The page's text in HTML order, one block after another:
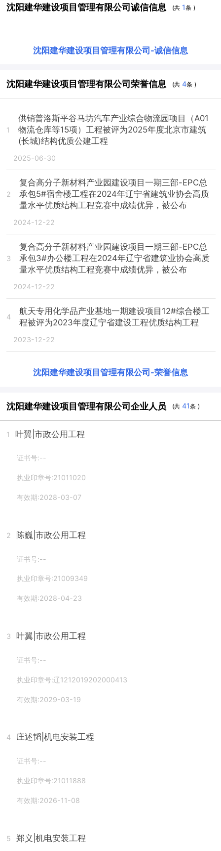
沈阳建华建设项目管理有限公司诚信信息 (共 1条 )
沈阳建华建设项目管理有限公司 -诚信信息
沈阳建华建设项目管理有限公司荣誉信息 (共4条 )
1
供销普洛斯平谷马坊汽车产业综合物流园项目（A01
物流仓库等15项）工程被评为2025年度北京市建筑
(长城)结构优质公建工程
2025-06-30
2
复合高分子新材料产业园建设项目一期三部-EPC总
承包5#宿舍楼工程在2024年辽宁省建筑业协会高质
量水平优质结构工程竞赛中成绩优异，被公布
2024-12-22
3
复合高分子新材料产业园建设项目一期三部-EPC总
承包3#办公楼工程在2024年辽宁省建筑业协会高质
量水平优质结构工程竞赛中成绩优异，被公布
2024-12-22
4
航天专用化学品产业基地一期建设项目12#综合楼工
程被评为2023年度辽宁省建设工程优质结构工程
2023-12-22
沈阳建华建设项目管理有限公司 -荣誉信息
沈阳建华建设项目管理有限公司企业人员 (共41条 )
1 叶翼 |市政公用工程
证书号:--
执业印章号:21011020
有效期:2028-03-07
2 陈巍 |市政公用工程
证书号:--
执业印章号:21009349
有效期:2028-04-23
3 叶翼 |市政公用工程
证书号:--
执业印章号:辽1212019202000413
有效期:2029-03-19
4 庄述韬 |机电安装工程
证书号:--
执业印章号:21011888
有效期:2026-11-08
5 郑义 |机电安装工程